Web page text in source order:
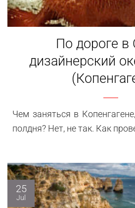
По дороге в
дизайнерский
Чем заняться в
полдня? Нет, не так. Как
25
Jul